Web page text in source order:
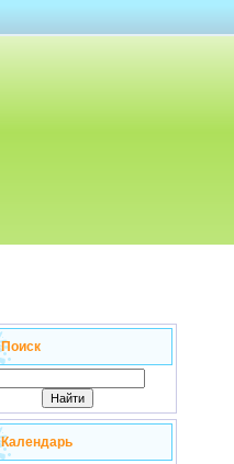
Поиск
Календарь